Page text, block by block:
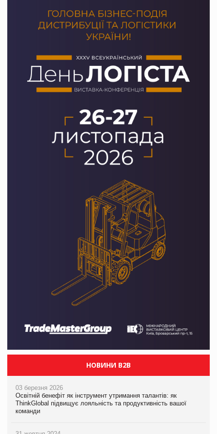
НОВИНИ B2B
03 березня 2026
Освітній бенефіт як інструмент утримання талантів: як
ThinkGlobal підвищує лояльність та продуктивність вашої
команди